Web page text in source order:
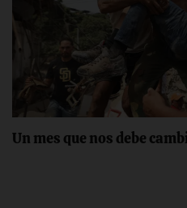
Un mes que nos debe